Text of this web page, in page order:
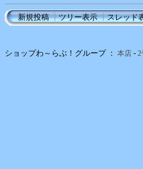
新規投稿┃ツリー表示┃スレッド
ショップわ～らぶ！グループ ： 本店 - 2